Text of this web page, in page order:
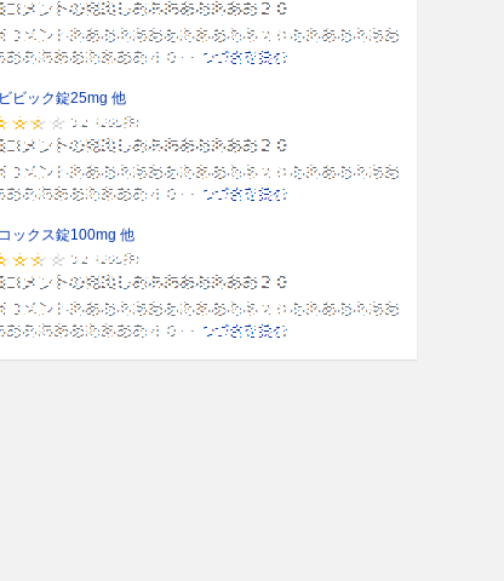
ビック錠25mg 他
ックス錠100mg 他